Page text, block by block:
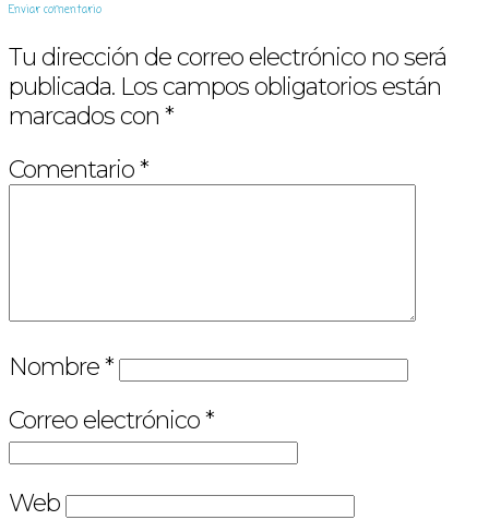
Enviar comentario
Tu dirección de correo electrónico no será
publicada. Los campos obligatorios están
marcados con *
Comentario*
Nombre*
Correo electrónico*
Web